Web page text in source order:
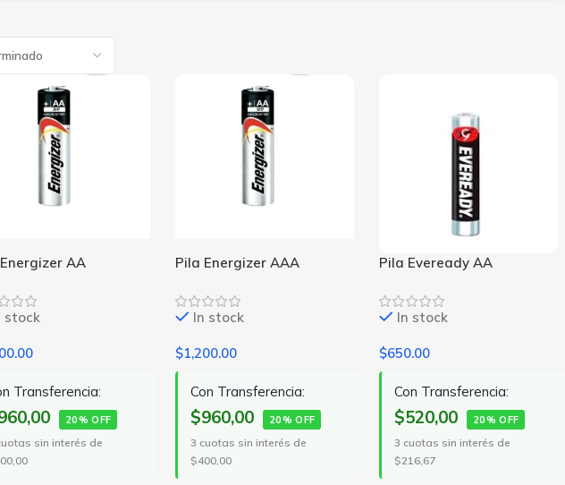
AA
stock
Transferencia:
20% OFF
sin interés de
Pila Energizer AAA
In stock
$1,200.00
Con Transferencia:
$960,00 20% OFF
3 cuotas sin interés de
$400,00
Pila Eveready AA
In stock
$650.00
Con Transferencia:
$520,00 20% OFF
3 cuotas sin interés de
$216,67